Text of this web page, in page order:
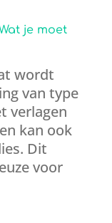
je moet
wordt
van type
verlagen
kan ook
Dit
voor